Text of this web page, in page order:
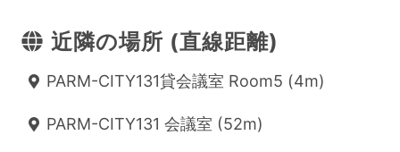
近隣の場所 (直線距離)
PARM-CITY131貸会議室 Room5 (4m)
PARM-CITY131 会議室 (52m)